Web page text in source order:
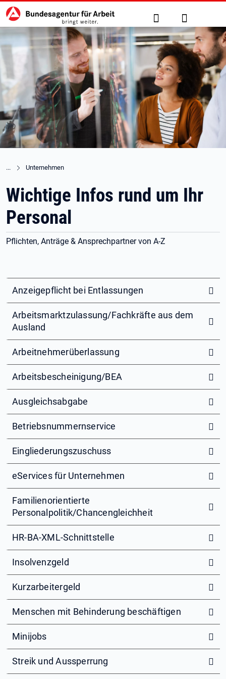
zu den Hauptinhalten springen
Hauptnavigation Suche Anmelden
Unternehmen
Wichtige Infos rund um Ihr
Personal
Pflichten, Anträge & Ansprechpartner von A-Z
Anzeigepflicht bei Entlassungen
Arbeitsmarktzulassung/Fachkräfte aus dem
Ausland
Arbeitnehmerüberlassung
Arbeitsbescheinigung/BEA
Ausgleichsabgabe
Betriebsnummernservice
Eingliederungszuschuss
eServices für Unternehmen
Familienorientierte
Personalpolitik/Chancengleichheit
HR-BA-XML-Schnittstelle
Insolvenzgeld
Kurzarbeitergeld
Menschen mit Behinderung beschäftigen
Minijobs
Streik und Aussperrung